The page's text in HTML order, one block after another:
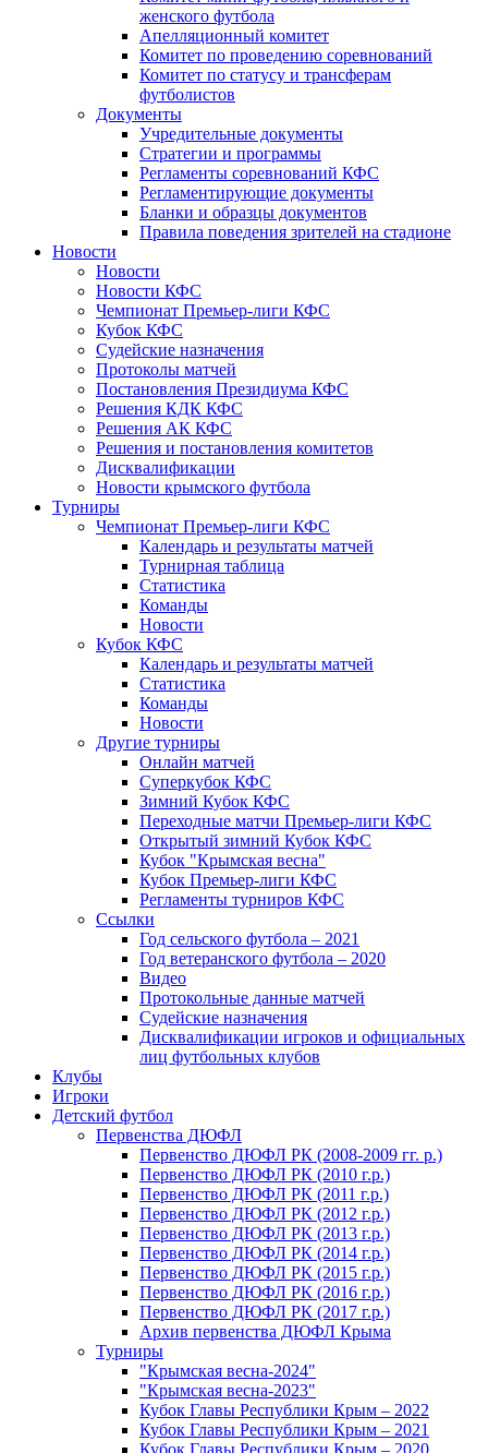
женского футбола
Апелляционный комитет
Комитет по проведению соревнований
Комитет по статусу и трансферам
футболистов
Документы
Учредительные документы
Стратегии и программы
Регламенты соревнований КФС
Регламентирующие документы
Бланки и образцы документов
Правила поведения зрителей на стадионе
Новости
Новости
Новости КФС
Чемпионат Премьер-лиги КФС
Кубок КФС
Судейские назначения
Протоколы матчей
Постановления Президиума КФС
Решения КДК КФС
Решения АК КФС
Решения и постановления комитетов
Дисквалификации
Новости крымского футбола
Турниры
Чемпионат Премьер-лиги КФС
Календарь и результаты матчей
Турнирная таблица
Статистика
Команды
Новости
Кубок КФС
Календарь и результаты матчей
Статистика
Команды
Новости
Другие турниры
Онлайн матчей
Суперкубок КФС
Зимний Кубок КФС
Переходные матчи Премьер-лиги КФС
Открытый зимний Кубок КФС
Кубок "Крымская весна"
Кубок Премьер-лиги КФС
Регламенты турниров КФС
Ссылки
Год сельского футбола – 2021
Год ветеранского футбола – 2020
Видео
Протокольные данные матчей
Судейские назначения
Дисквалификации игроков и официальных
лиц футбольных клубов
Клубы
Игроки
Детский футбол
Первенства ДЮФЛ
Первенство ДЮФЛ РК (2008-2009 гг. р.)
Первенство ДЮФЛ РК (2010 г.р.)
Первенство ДЮФЛ РК (2011 г.р.)
Первенство ДЮФЛ РК (2012 г.р.)
Первенство ДЮФЛ РК (2013 г.р.)
Первенство ДЮФЛ РК (2014 г.р.)
Первенство ДЮФЛ РК (2015 г.р.)
Первенство ДЮФЛ РК (2016 г.р.)
Первенство ДЮФЛ РК (2017 г.р.)
Архив первенства ДЮФЛ Крыма
Турниры
"Крымская весна-2024"
"Крымская весна-2023"
Кубок Главы Республики Крым – 2022
Кубок Главы Республики Крым – 2021
Кубок Главы Республики Крым – 2020